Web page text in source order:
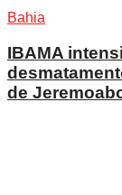
Bahia
IBAMA
de